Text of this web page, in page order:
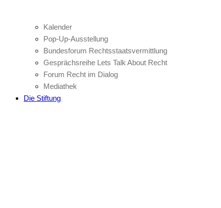
Kalender
Pop-Up-Ausstellung
Bundesforum Rechtsstaatsvermittlung
Gesprächsreihe Lets Talk About Recht
Forum Recht im Dialog
Mediathek
Die Stiftung